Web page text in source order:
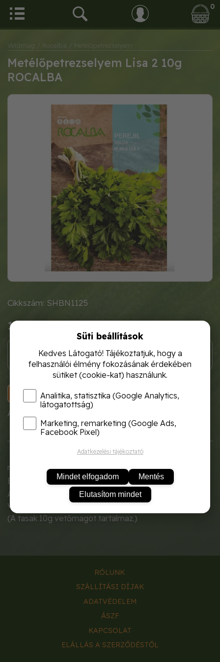
0
Vetőmag / Rocalba / Metélőpetrezselyem
Metélőpetrezselyem Lisa 2 10g
ROCALBA
Cikkszám: SHBN1125
1 120 Ft
KOSÁRBA
A termék átmenetileg nem rendelhető!
Simalevelű metélőpetrezselyem nagyon aromás és
markáns ízzel.
Egész évben vethető akár cserépbe is.
A csírázás lassú, ezért érdemes beáztatni a magokat
vetés előtt 2-4 órára.
(A tasak 10g vetőmagot tartalmaz.)
RÓLUNK
SZÁLLÍTÁSI DÍJAK
ADATVÉDELEM
ÁSZF
KAPCSOLAT
ELÁLLÁS A SZERZŐDÉSTŐL
Süti beállítások
Kedves Látogató! Tájékoztatjuk, hogy a
felhasználói élmény fokozásának érdekében
sütiket (cookie-kat) használunk.
Analitika, statisztika (Google Analytics,
látogatottság)
Marketing, remarketing (Google Ads,
Facebook Pixel)
Adatkezelési tájékoztató
Mindet elfogadom Mentés
Elutasítom mindet